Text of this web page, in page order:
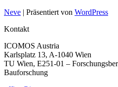
Neve | Präsentiert von WordPress
Kontakt
ICOMOS Austria
Karlsplatz 13, A-1040 Wien
TU Wien, E251-01 –
Bauforschung